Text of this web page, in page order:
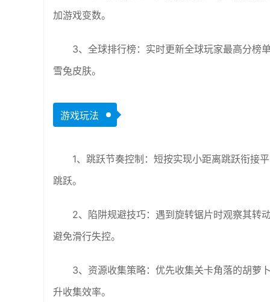
加游戏变数。
3、全球排行榜：实时更新全球玩家最高分榜
雪兔皮肤。
游戏玩法
1、跳跃节奏控制：短按实现小距离跳跃衔接
跳跃。
2、陷阱规避技巧：遇到旋转锯片时观察其转
避免滑行失控。
3、资源收集策略：优先收集关卡角落的胡萝
升收集效率。